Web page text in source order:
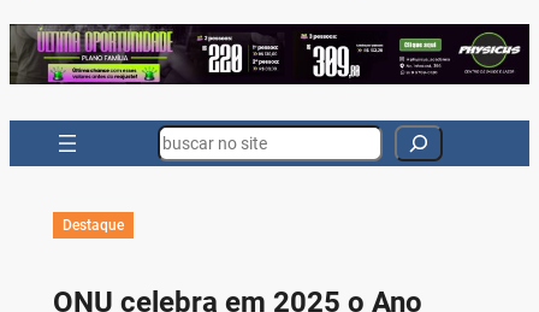
Search
Destaque
ONU celebra em 2025 o Ano